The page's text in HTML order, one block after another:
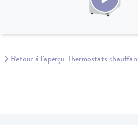
Retour à l'aperçu Thermostats